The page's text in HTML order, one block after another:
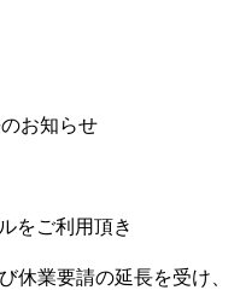
お知らせ
をご利用頂き
休業要請の延長を受け、